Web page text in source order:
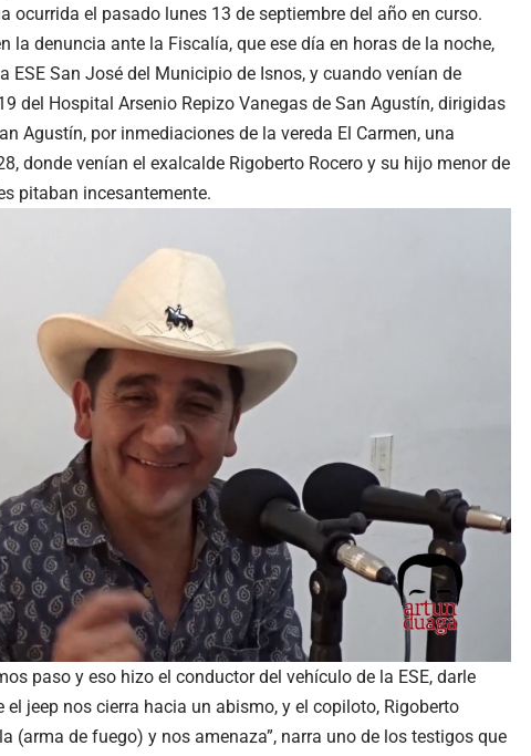
ocurrida el pasado lunes 13 de septiembre del año en curso.
la denuncia ante la Fiscalía, que ese día en horas de la noche,
ESE San José del Municipio de Isnos, y cuando venían de
del Hospital Arsenio Repizo Vanegas de San Agustín, dirigidas
Agustín, por inmediaciones de la vereda El Carmen, una
donde venían el exalcalde Rigoberto Rocero y su hijo menor de
pitaban incesantemente.
paso y eso hizo el conductor del vehículo de la ESE, darle
jeep nos cierra hacia un abismo, y el copiloto, Rigoberto
(arma de fuego) y nos amenaza”, narra uno de los testigos que